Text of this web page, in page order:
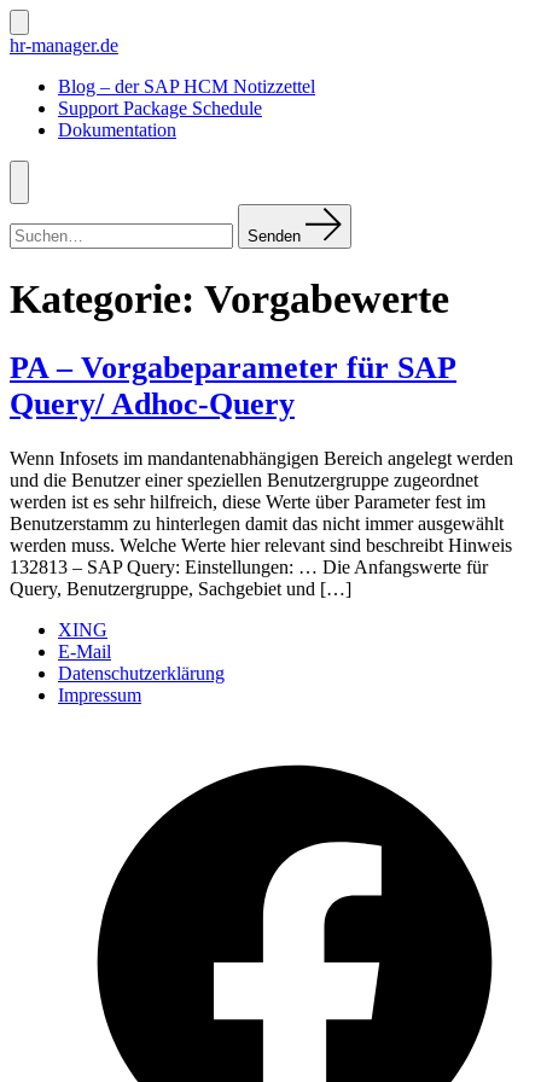
Zum
Inhalt
Suche
ein-/ausblenden
hr-manager.de
Blog – der SAP HCM Notizzettel
Support Package Schedule
Dokumentation
Menü
nach:
Senden
Kategorie: Vorgabewerte
PA – Vorgabeparameter für SAP
Query/ Adhoc-Query
Wenn Infosets im mandantenabhängigen Bereich angelegt werden
und die Benutzer einer speziellen Benutzergruppe zugeordnet
werden ist es sehr hilfreich, diese Werte über Parameter fest im
Benutzerstamm zu hinterlegen damit das nicht immer ausgewählt
werden muss. Welche Werte hier relevant sind beschreibt Hinweis
132813 – SAP Query: Einstellungen: … Die Anfangswerte für
Query, Benutzergruppe, Sachgebiet und […]
XING
E-Mail
Datenschutzerklärung
Impressum